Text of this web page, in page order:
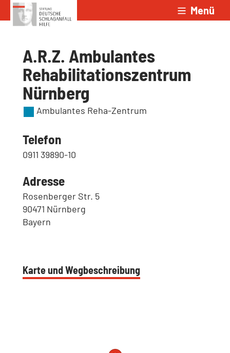
Zum Inhalt springen Menü
A.R.Z. Ambulantes
Rehabilitationszentrum
Nürnberg
Ambulantes Reha-Zentrum
Telefon
0911 39890-10
Adresse
Rosenberger Str. 5
90471 Nürnberg
Bayern
Karte und Wegbeschreibung